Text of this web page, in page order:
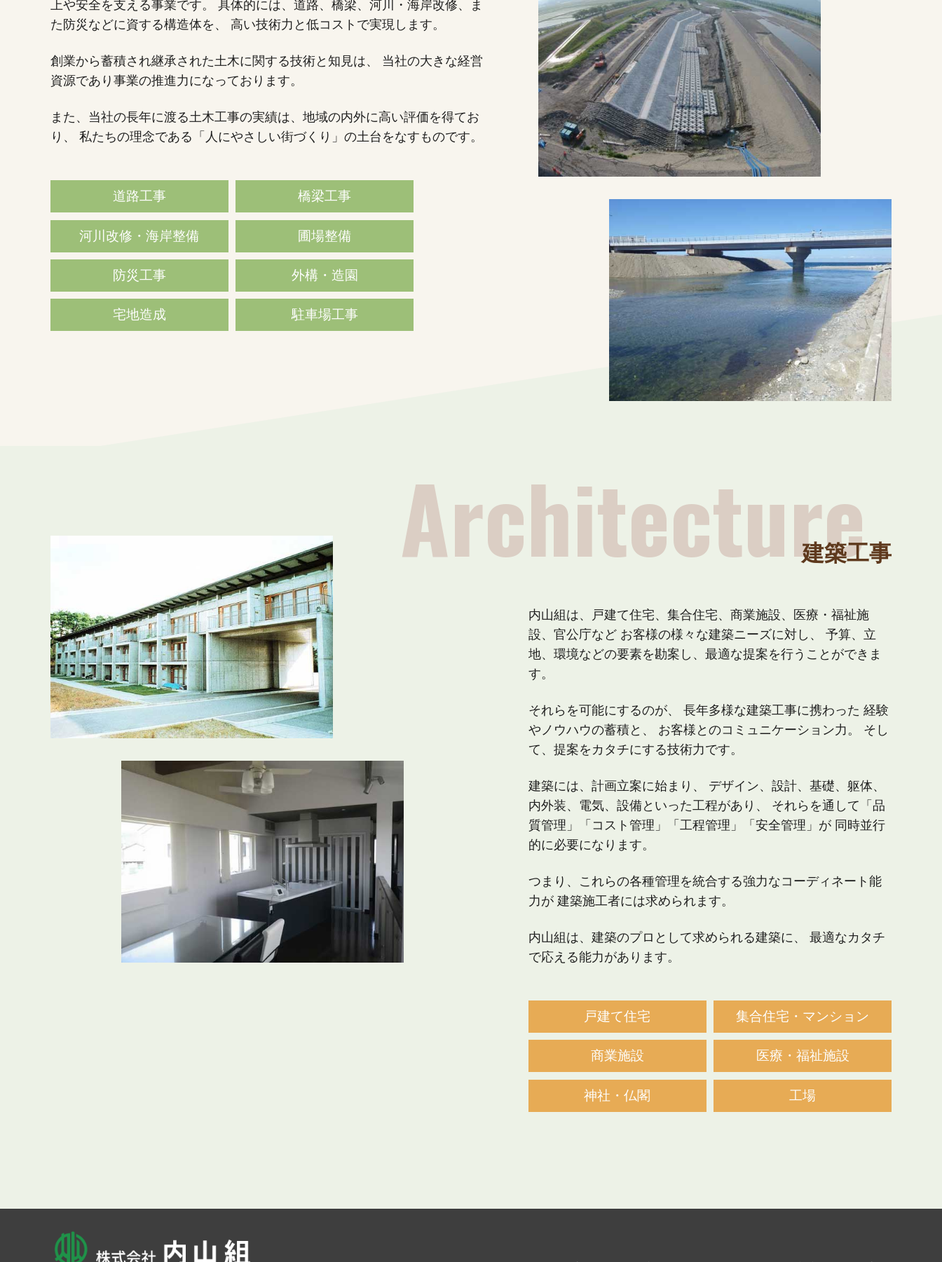
上や安全を支える事業です。
具体的には、道路、橋梁、河川・海岸改修、
ま
た防災などに資する構造体を、
高い技術力と低コストで実現します。
創業から蓄積され継承された土木に関する技術と知見は、
当社の大きな経営
資源であり 事業の推進力になっております。
また、当社の長年に渡る土木工事の実績は、 地域の内外に高い評価を得てお
り、
私たちの理念である 「人にやさしい街づくり」の土台をなすものです。
道路工事 橋梁工事
河川改修・海岸整備 圃場整備
防災工事 外構・造園
宅地造成 駐車場工事
建築工事
内山組は、戸建て住宅、集合住宅、商業施設、 医療・福祉施
設、官公庁など お客様の様々な建築ニーズに対し、
予算、立
地、環境などの要素を勘案し、最適な提案を行うことができま
す。
それらを可能にするのが、 長年多様な建築工事に携わった 経験
やノウハウの蓄積と、
お客様とのコミュニケーション力。
そし
て、提案をカタチにする技術力です。
建築には、計画立案に始まり、
デザイン、設計、基礎、躯体、
内外装、 電気、設備といった工程があり、
それらを通して「品
質管理」「コスト管理」
「工程管理」「安全管理」が 同時並行
的に必要になります。
つまり、これらの各種管理を統合する強力なコーディネート能
力が 建築施工者には求められます。
内山組は、建築のプロとして求められる建築に、
最適なカタチ
で応える能力があります。
戸建て住宅 集合住宅・マンション
商業施設 医療・福祉施設
神社・仏閣 工場